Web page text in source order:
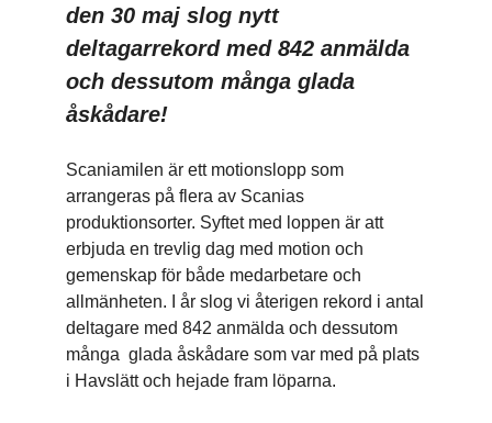
den 30 maj slog nytt
deltagarrekord med 842 anmälda
och dessutom många glada
åskådare!
Scaniamilen är ett motionslopp som
arrangeras på flera av Scanias
produktionsorter. Syftet med loppen är att
erbjuda en trevlig dag med motion och
gemenskap för både medarbetare och
allmänheten. I år slog vi återigen rekord i antal
deltagare med 842 anmälda och dessutom
många glada åskådare som var med på plats
i Havslätt och hejade fram löparna.